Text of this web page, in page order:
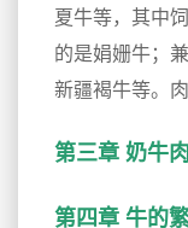
夏牛等，其中
的是娟姗牛；
新疆褐牛等。
第三章 奶牛
第四章 牛的